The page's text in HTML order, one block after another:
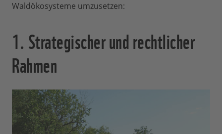
Waldökosysteme umzusetzen:
1. Strategischer und rechtlicher
Rahmen